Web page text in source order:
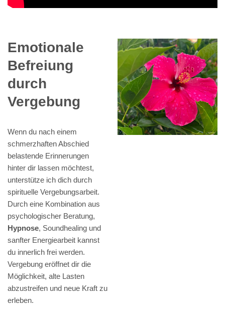
Emotionale
Befreiung
durch
Vergebung
Wenn du nach einem
schmerzhaften Abschied
belastende Erinnerungen
hinter dir lassen möchtest,
unterstütze ich dich durch
spirituelle Vergebungsarbeit.
Durch eine Kombination aus
psychologischer Beratung,
Hypnose, Soundhealing und
sanfter Energiearbeit kannst
du innerlich frei werden.
Vergebung eröffnet dir die
Möglichkeit, alte Lasten
abzustreifen und neue Kraft zu
erleben.